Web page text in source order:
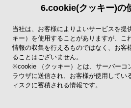
6.cookie(クッキー)の
当社は、お客様によりよいサービスを提
キー）を使用することがありますが、こ
情報の収集を行えるものではなく、お客
ることはございません。
※cookie （クッキー）とは、サーバーコ
ラウザに送信され、お客様が使用してい
ィスクに蓄積される情報です。